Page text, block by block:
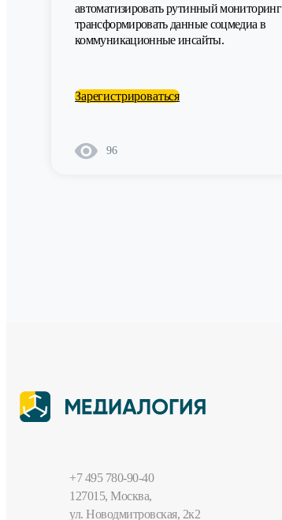
автоматизировать рутинный
трансформировать данные соцмедиа в
коммуникационные инсайты.
Зарегистрироваться
96
+7 495 780-90-40
127015, Москва,
ул. Новодмитровская, 2к2